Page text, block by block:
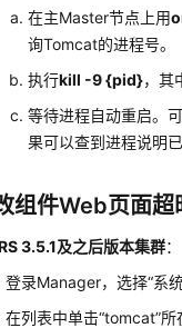
在主Master节点上用
询Tomcat的进程号。
执行kill -9 {pid}，其
等待进程自动重启。
果可以查到进程说明
组件Web页面超
3.5.1及之后版本集群：
登录Manager，选择“系统
在列表中单击“tomcat”所